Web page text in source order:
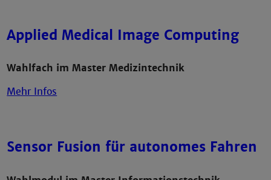
Applied Medical Image Computing
Wahlfach im Master Medizintechnik
Mehr Infos
Sensor Fusion für autonomes Fahren